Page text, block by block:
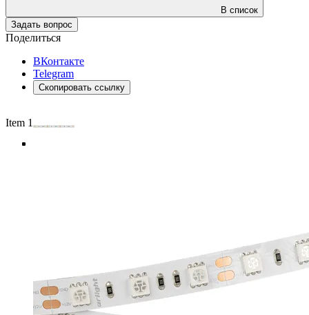
В список
Задать вопрос
Поделиться
ВКонтакте
Telegram
Скопировать ссылку
Item 1 of 5